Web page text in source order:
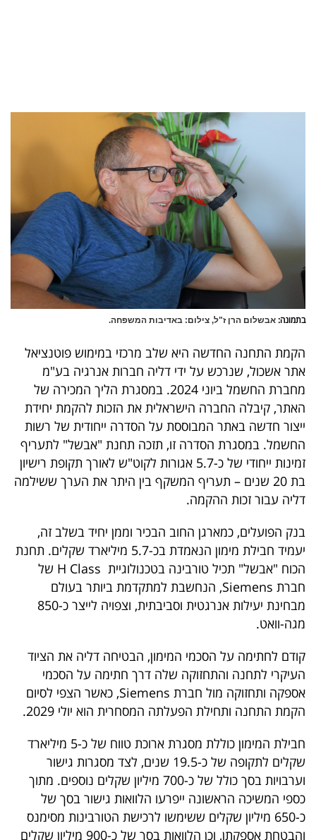
הכלכלי
40
שיתופי
דרושים
ניוזלטרים
מייל
אדום
פרסמו
באייס
עקבו
אחרינו:
בתמונה: אבשלום הרן ז"ל, צילום: באדיבות המשפחה.
הקמת התחנה החדשה היא שלב מרכזי במימוש פוטנציאל
אתר אשכול, שנרכש על ידי דליה חברות אנרגיה בע"מ
מחברת החשמל ביוני 2024. במסגרת הליך המכירה של
האתר, קיבלה החברה הישראלית את הזכות להקמת יחידת
ייצור חדשה באתר המבוססת על הסדרה ייחודית של רשות
החשמל. במסגרת הסדרה זו, תזכה תחנת "אבשל" לתעריף
זמינות ייחודי של כ-5.7 אגורות לקוט"ש לאורך תקופת רישיון
בת 20 שנים – תעריף המשקף בין היתר את הערך ששילמה
דליה עבור זכות ההקמה.
בנק הפועלים, כמארגן החוב הבכיר וממן יחיד בשלב זה,
יעמיד חבילת מימון הנאמדת בכ-5.7 מיליארד שקלים. תחנת
הכוח "אבשל" תכיל טורבינה בטכנולוגיית H Class של
חברת Siemens, הנחשבת למתקדמת ביותר בעולם
מבחינת יעילות אנרגטית וסביבתית, וצפויה לייצר כ-850
מגה-וואט.
קודם לחתימה על הסכמי המימון, הבטיחה דליה את הציוד
העיקרי לתחנה והתחזוקה שלה דרך חתימה על הסכמי
אספקה ותחזוקה מול חברת Siemens, כאשר הצפי לסיום
הקמת התחנה ותחילת הפעלתה המסחרית הוא יולי 2029.
חבילת המימון כוללת מסגרת ארוכת טווח של כ-5 מיליארד
שקלים לתקופה של כ-19.5 שנים, לצד מסגרות גישור
וערבויות בסך כולל של כ-700 מיליון שקלים נוספים. מתוך
כספי המשיכה הראשונה ייפרעו הלוואות גישור בסך של
כ-650 מיליון שקלים ששימשו לרכישת הטורבינות מסימנס
והבטחת אספקתן, וכן הלוואות בסך של כ-900 מיליון שקלים